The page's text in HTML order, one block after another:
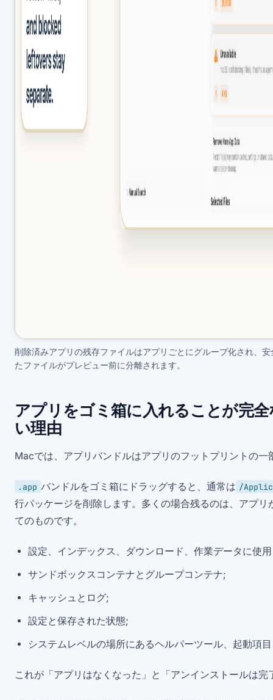
削除済みアプリの残存ファイルはアプリごとにグループ化され、
たファイルがプレビュー前に分離されます。
アプリをゴミ箱に入れることが完
い理由
Macでは、アプリバンドルはアプリのフットプリントの一
.app バンドルをゴミ箱にドラッグすると、通常は /
行パッケージを削除します。多くの場合残るのは、アプ
てのものです。
設定、インデックス、ダウンロード、作業データに使
サンドボックスコンテナとグループコンテナ;
キャッシュとログ;
設定と保存された状態;
システムレベルの場所にあるヘルパーツール、起動項
これが「アプリはなくなった」と「アンインストールは